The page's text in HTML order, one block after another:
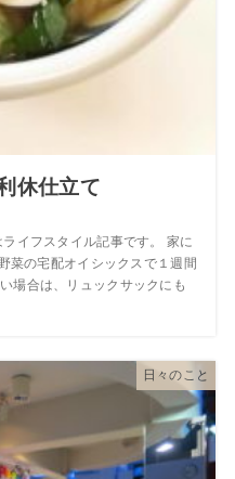
休仕立て
イフスタイル記事です。 家に
菜の宅配オイシックスで１週間
場合は、リュックサックにも
日々のこと